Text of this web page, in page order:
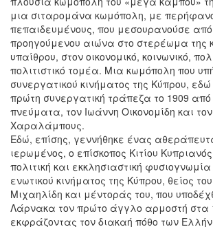
μια σιταρομάνα κωμόπολη, με
πεπαιδευμένους, που μεσουρανούσε από
προηγούμενου αιώνα στο στερέωμα της
υπαίθρου, στον οικονομικό, κοινωνικό,
πολιτιστικό τομέα. Μια κωμόπολη που
συνεργατικού κινήματος της Κύπρου,
πρώτη συνεργατική τράπεζα το 1909
πνεύματα, τον Ιωάννη Οικονομίδη και
Χαραλάμπους.
Εδώ, επίσης, γεννήθηκε ένας
ιερωμένος, ο επίσκοπος Κιτίου
πολιτική και εκκλησιαστική
ενωτικού κινήματος της Κύπρου, θείος
Μιχαηλίδη και μέντοράς του, που
Λάρνακα τον πρώτο άγγλο αρμοστή στα
εκφράζοντας τον διακαή πόθο των